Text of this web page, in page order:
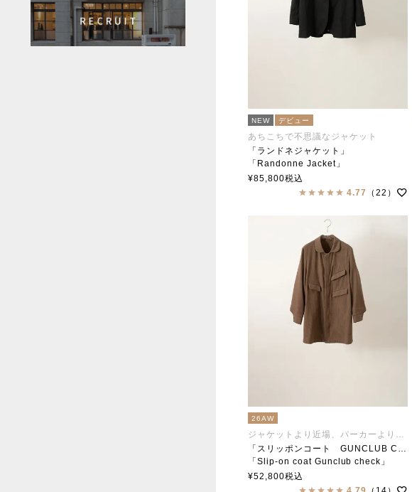
NEW デビュー
あちこちで不思議なジャケット
「ランドネジャケット」
「Randonne Jacket」
soutiencollar（ステンカラー）
¥85,800税込
4.77
（22）
26AW
「スリッポンコート GUNCLUB CHECK」
「Slip-on coat Gunclub check」
soutiencollar（ステンカラー）
¥52,800税込